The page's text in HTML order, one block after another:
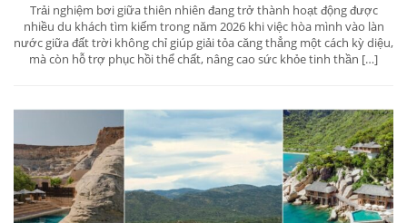
Trải nghiệm bơi giữa thiên nhiên đang trở thành hoạt động được
nhiều du khách tìm kiếm trong năm 2026 khi việc hòa mình vào làn
nước giữa đất trời không chỉ giúp giải tỏa căng thẳng một cách kỳ diệu,
mà còn hỗ trợ phục hồi thể chất, nâng cao sức khỏe tinh thần […]